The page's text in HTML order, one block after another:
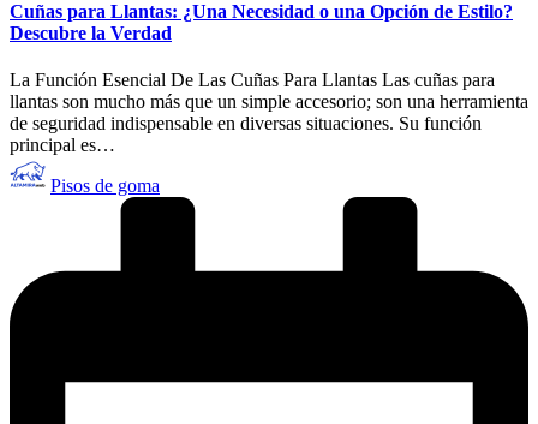
Cuñas para Llantas: ¿Una Necesidad o una Opción de Estilo?
Descubre la Verdad
La Función Esencial De Las Cuñas Para Llantas Las cuñas para
llantas son mucho más que un simple accesorio; son una herramienta
de seguridad indispensable en diversas situaciones. Su función
principal es…
Publicado
por
Pisos de goma